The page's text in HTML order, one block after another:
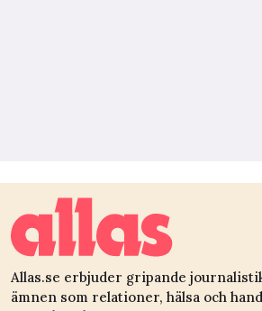
Allas.se erbjuder gripande
ämnen som relationer, hälsa och